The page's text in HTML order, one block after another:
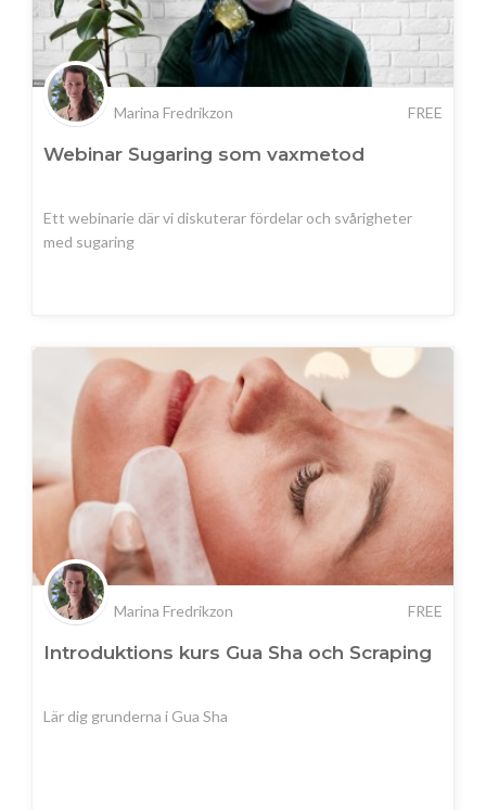
Marina Fredrikzon FREE
Webinar Sugaring som vaxmetod
Ett webinarie där vi diskuterar fördelar och svårigheter
med sugaring
Marina Fredrikzon FREE
Introduktions kurs Gua Sha och Scraping
Lär dig grunderna i Gua Sha